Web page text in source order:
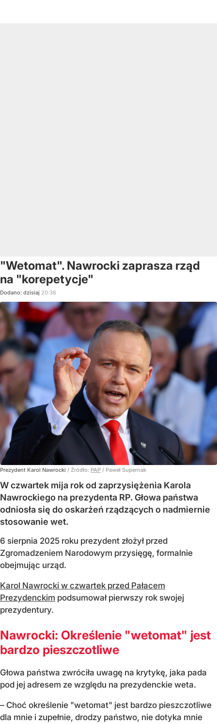
"Wetomat". Nawrocki zaprasza rząd
na "korepetycje"
Dodano: dzisiaj 20:36
Prezydent Karol Nawrocki / Źródło: PAP / Paweł Supernak
W czwartek mija rok od zaprzysiężenia Karola
Nawrockiego na prezydenta RP. Głowa państwa
odniosła się do oskarżeń rządzących o nadmiernie
stosowanie wet.
6 sierpnia 2025 roku prezydent złożył przed
Zgromadzeniem Narodowym przysięgę, formalnie
obejmując urząd.
Karol Nawrocki w czwartek przed Pałacem
Prezydenckim podsumował pierwszy rok swojej
prezydentury.
Nawrocki: Określenie "wetomat" jest
bardzo pieszczotliwe
Głowa państwa zwróciła uwagę na krytykę, jaka pada
pod jej adresem ze względu na prezydenckie weta.
– Choć określenie "wetomat" jest bardzo pieszczotliwe
dla mnie i zupełnie, drodzy państwo, nie dotyka mnie